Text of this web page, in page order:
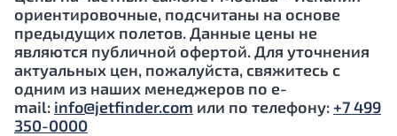
ориентировочные, подсчитаны на основе
предыдущих полетов. Данные цены не
являются публичной офертой. Для уточнения
актуальных цен, пожалуйста, свяжитесь с
одним из наших менеджеров по e-
mail: info@jetfinder.com или по телефону:+7 499
350-0000